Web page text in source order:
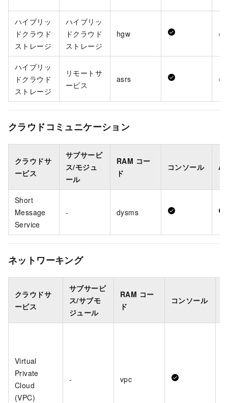
ハイブリッ
ドクラウド
ストレージ
ハイブリッ
ドクラウド
ストレージ
hgw ○
ハイブリッ
ドクラウド
ストレージ
リモートサ
ービス
asrs ○
クラウドコミュニケーション
クラウドサ
ービス
サブサービ
ス/モジュ
ール
RAM コー
ド
コンソール
Short
Message
Service
- dysms
ネットワーキング
クラウドサ
ービス
サブサービ
ス/サブモ
ジュール
RAM コー
ド
コンソール
Virtual
Private
Cloud
(VPC)
- vpc